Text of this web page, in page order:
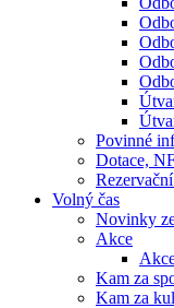
Povinné
Dotace,
Volný čas
Novinky
Akce
Kam za
Kam za